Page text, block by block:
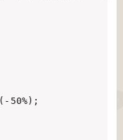
50%);